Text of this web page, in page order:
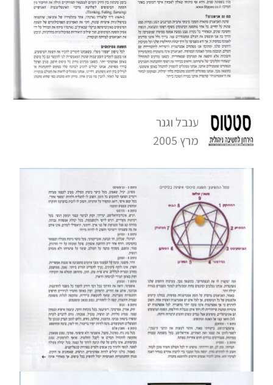
ענבל וגנר
מרץ 2005